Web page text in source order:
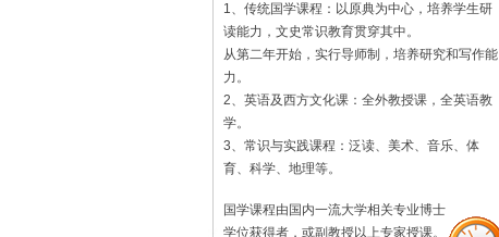
1、传统国学课程：以原典为中心，培养学生研
读能力，文史常识教育贯穿其中。
从第二年开始，实行导师制，培养研究和写作能
力。
2、英语及西方文化课：全外教授课，全英语教
学。
3、常识与实践课程：泛读、美术、音乐、体
育、科学、地理等。
国学课程由国内一流大学相关专业博士
学位获得者，或副教授以上专家授课。